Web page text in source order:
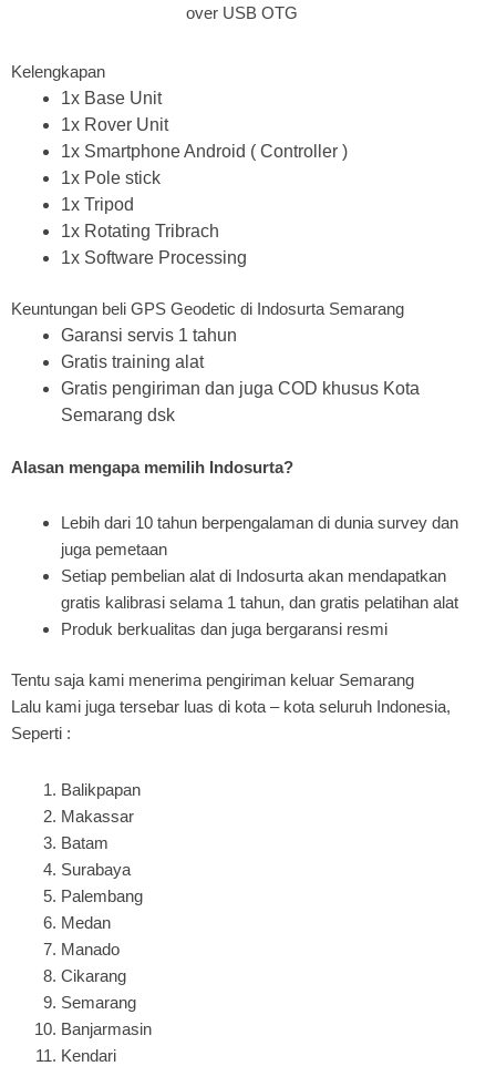
over USB OTG
Kelengkapan
1x Base Unit
1x Rover Unit
1x Smartphone Android ( Controller )
1x Pole stick
1x Tripod
1x Rotating Tribrach
1x Software Processing
Keuntungan beli GPS Geodetic di Indosurta Semarang
Garansi servis 1 tahun
Gratis training alat
Gratis pengiriman dan juga COD khusus Kota
Semarang dsk
Alasan mengapa memilih Indosurta?
Lebih dari 10 tahun berpengalaman di dunia survey dan
juga pemetaan
Setiap pembelian alat di Indosurta akan mendapatkan
gratis kalibrasi selama 1 tahun, dan gratis pelatihan alat
Produk berkualitas dan juga bergaransi resmi
Tentu saja kami menerima pengiriman keluar Semarang
Lalu kami juga tersebar luas di kota – kota seluruh Indonesia,
Seperti :
Balikpapan
Makassar
Batam
Surabaya
Palembang
Medan
Manado
Cikarang
Semarang
Banjarmasin
Kendari